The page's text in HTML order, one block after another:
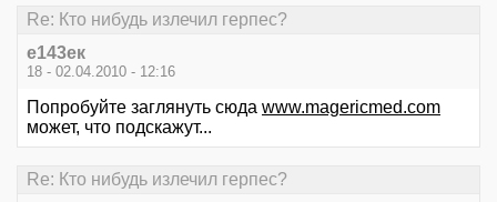
Re: Кто нибудь излечил герпес?
е143ек
18 - 02.04.2010 - 12:16
Попробуйте заглянуть сюда www.magericmed.com
может, что подскажут...
Re: Кто нибудь излечил герпес?